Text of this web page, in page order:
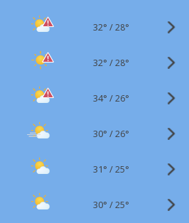
32° /28°
32° /28°
34° /26°
30° /26°
31° /25°
30° /25°